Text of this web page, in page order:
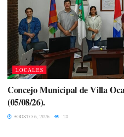
LOCALES
Concejo Municipal de Villa
(05/08/26).
AGOSTO 6, 2026 120